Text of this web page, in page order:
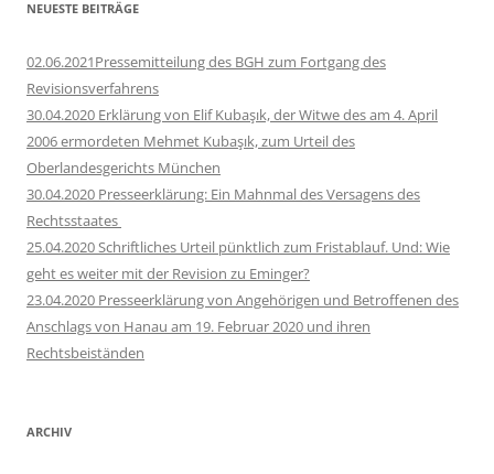
NEUESTE BEITRÄGE
02.06.2021Pressemitteilung des BGH zum Fortgang des
Revisionsverfahrens
30.04.2020 Erklärung von Elif Kubaşık, der Witwe des am 4. April
2006 ermordeten Mehmet Kubaşık, zum Urteil des
Oberlandesgerichts München
30.04.2020 Presseerklärung: Ein Mahnmal des Versagens des
Rechtsstaates
25.04.2020 Schriftliches Urteil pünktlich zum Fristablauf. Und: Wie
geht es weiter mit der Revision zu Eminger?
23.04.2020 Presseerklärung von Angehörigen und Betroffenen des
Anschlags von Hanau am 19. Februar 2020 und ihren
Rechtsbeiständen
ARCHIV